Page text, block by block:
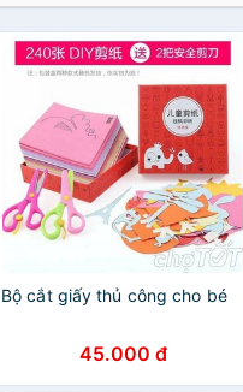
Bộ cắt giấy thủ công cho bé
45.000 đ